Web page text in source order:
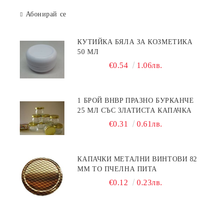
Абонирай се
КУТИЙКА БЯЛА ЗА КОЗМЕТИКА
50 МЛ
€0.54 1.06лв.
1 БРОЙ BHBP ПРАЗНО БУРКАНЧЕ
25 МЛ СЪС ЗЛАТИСТА КАПАЧКА
€0.31 0.61лв.
КАПАЧКИ МЕТАЛНИ ВИНТОВИ 82
ММ ТО ПЧЕЛНА ПИТА
€0.12 0.23лв.